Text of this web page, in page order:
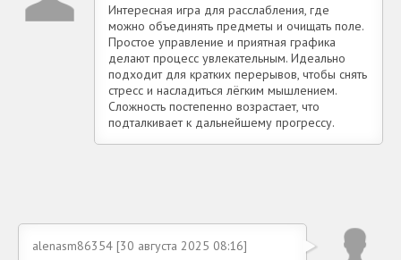
Интересная игра для расслабления, где
можно объединять предметы и очищать поле.
Простое управление и приятная графика
делают процесс увлекательным. Идеально
подходит для кратких перерывов, чтобы снять
стресс и насладиться лёгким мышлением.
Сложность постепенно возрастает, что
подталкивает к дальнейшему прогрессу.
alenasm86354 [30 августа 2025 08:16]